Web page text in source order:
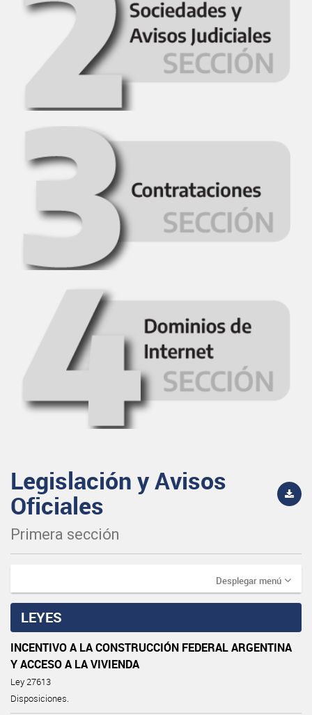
Legislación y Avisos
Oficiales
Primera sección
Desplegar menú
LEYES
INCENTIVO A LA CONSTRUCCIÓN FEDERAL ARGENTINA
Y ACCESO A LA VIVIENDA
Ley 27613
Disposiciones.